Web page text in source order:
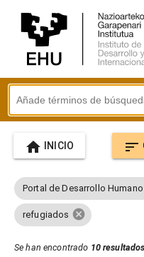
home INICIO sort
Portal de Desarrollo
refugiados cancel
Se han encontrado 10 resultados